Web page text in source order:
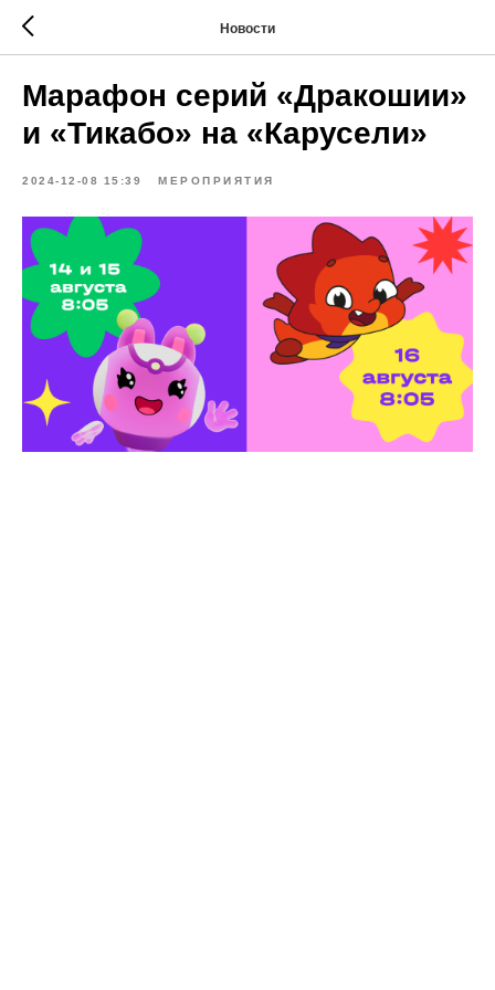
Новости
Марафон серий «Дракошии»
и «Тикабо» на «Карусели»
2024-12-08 15:39 МЕРОПРИЯТИЯ